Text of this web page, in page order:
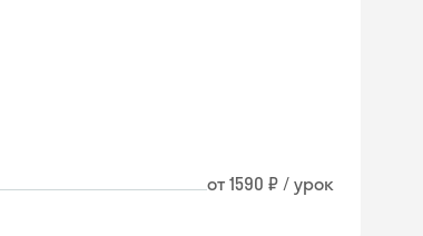
от 1590 ₽ / урок